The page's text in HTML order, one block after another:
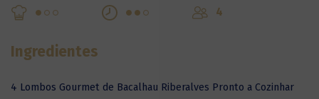
4
Ingredientes
4 Lombos Gourmet de Bacalhau Riberalves Pronto a Cozinhar